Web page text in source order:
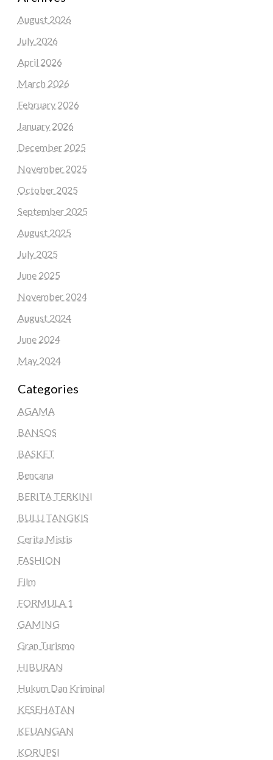
August 2026
July 2026
April 2026
March 2026
February 2026
January 2026
December 2025
November 2025
October 2025
September 2025
August 2025
July 2025
June 2025
November 2024
August 2024
June 2024
May 2024
Categories
AGAMA
BANSOS
BASKET
Bencana
BERITA TERKINI
BULU TANGKIS
Cerita Mistis
FASHION
Film
FORMULA 1
GAMING
Gran Turismo
HIBURAN
Hukum Dan Kriminal
KESEHATAN
KEUANGAN
KORUPSI